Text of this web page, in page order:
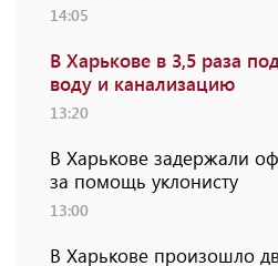
14:05
В Харькове в 3,5 раза
воду и канализацию
13:20
В Харькове задержали
за помощь уклонисту
13:00
В Харькове произошло